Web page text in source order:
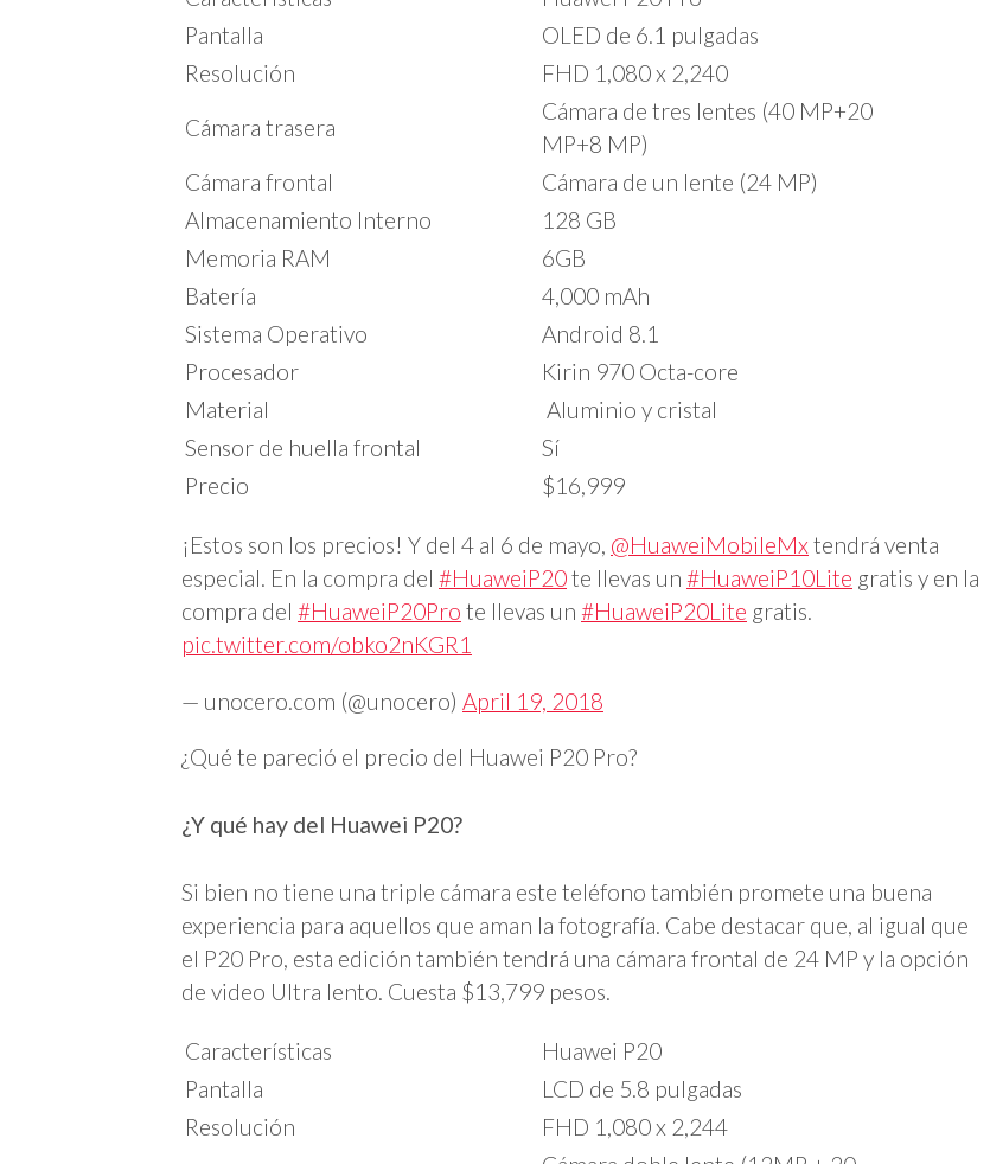
Pantalla
OLED de 6.1 pulgadas
Resolución
FHD 1,080 x 2,240
Cámara trasera
Cámara de tres lentes (40 MP+20
MP+8 MP)
Cámara frontal
Cámara de un lente (24 MP)
Almacenamiento Interno
128 GB
Memoria RAM
6GB
Batería
4,000 mAh
Sistema Operativo
Android 8.1
Procesador
Kirin 970 Octa-core
Material
Aluminio y cristal
Sensor de huella frontal
Sí
Precio
$16,999
¡Estos son los precios! Y del 4 al 6 de mayo, @HuaweiMobileMx tendrá venta
especial. En la compra del #HuaweiP20te llevas un #HuaweiP10Lite gratis y en la
compra del #HuaweiP20Pro te llevas un #HuaweiP20Lite gratis.
pic.twitter.com/obko2nKGR1
— unocero.com (@unocero) April 19, 2018
¿Qué te pareció el precio del Huawei P20 Pro?
¿Y qué hay del Huawei P20?
Si bien no tiene una triple cámara este teléfono también promete una buena
experiencia para aquellos que aman la fotografía. Cabe destacar que, al igual que
el P20 Pro, esta edición también tendrá una cámara frontal de 24 MP y la opción
de video Ultra lento. Cuesta $13,799 pesos.
Características
Huawei P20
Pantalla
LCD de 5.8 pulgadas
Resolución
FHD 1,080 x 2,244